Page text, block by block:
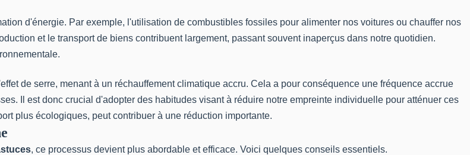
d'énergie. Par exemple, l'utilisation de combustibles fossiles pour alimenter nos voitures ou chauffer nos
et le transport de biens contribuent largement, passant souvent inaperçus dans notre quotidien.
de serre, menant à un réchauffement climatique accru. Cela a pour conséquence une fréquence accrue
Il est donc crucial d'adopter des habitudes visant à réduire notre empreinte individuelle pour atténuer ces
plus écologiques, peut contribuer à une réduction importante.
, ce processus devient plus abordable et efficace. Voici quelques conseils essentiels.